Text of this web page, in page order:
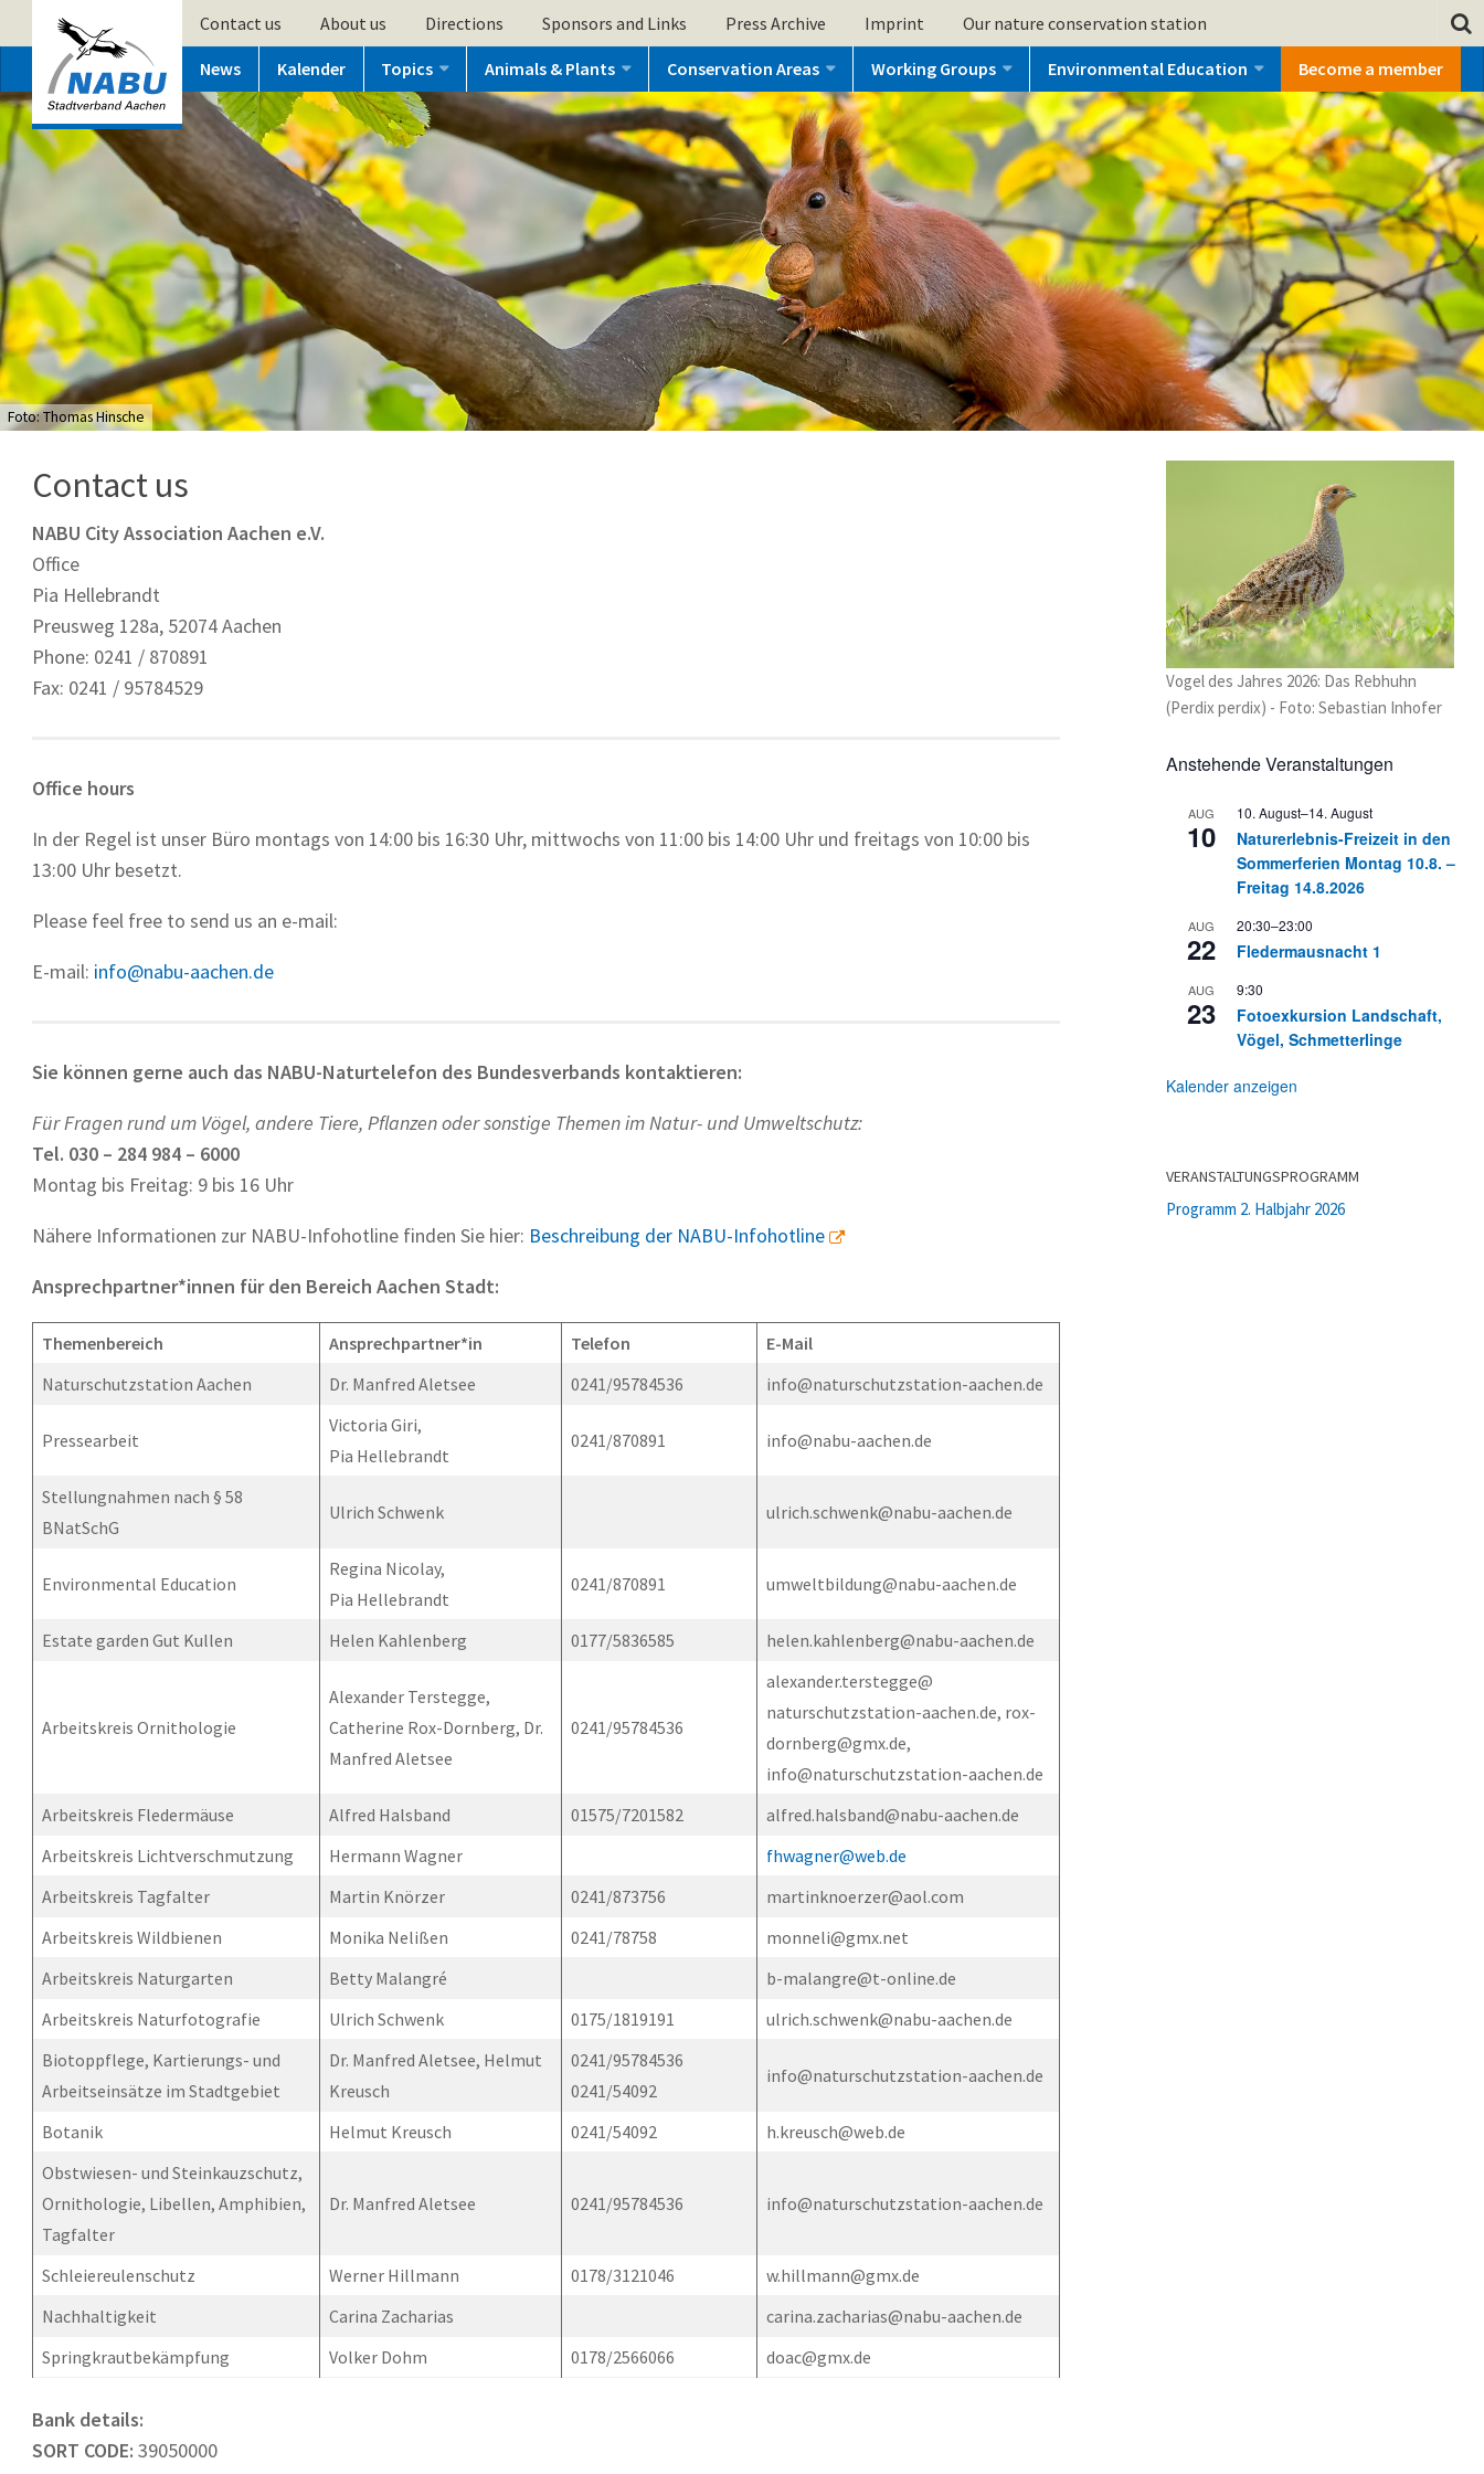
Contact us About us Directions Sponsors and Links Press Archive Imprint Our nature conservation station
News Kalender Topics Animals & Plants Conservation Areas Working Groups Environmental Education Become a member
Foto: Thomas Hinsche
Contact us
NABU City Association Aachen e.V.
Office
Pia Hellebrandt
Preusweg 128a, 52074 Aachen
Phone: 0241 / 870891
Fax: 0241 / 95784529
Office hours
In der Regel ist unser Büro montags von 14:00 bis 16:30 Uhr, mittwochs von 11:00 bis 14:00 Uhr und freitags von 10:00 bis
13:00 Uhr besetzt.
Please feel free to send us an e-mail:
E-mail: info@nabu-aachen.de
Sie können gerne auch das NABU-Naturtelefon des Bundesverbands kontaktieren:
Für Fragen rund um Vögel, andere Tiere, Pflanzen oder sonstige Themen im Natur- und Umweltschutz:
Tel. 030 – 284 984 – 6000
Montag bis Freitag: 9 bis 16 Uhr
Nähere Informationen zur NABU-Infohotline finden Sie hier: Beschreibung der NABU-Infohotline
Ansprechpartner*innen für den Bereich Aachen Stadt:
Themenbereich Ansprechpartner*in Telefon
E-Mail
Naturschutzstation Aachen
Dr. Manfred Aletsee 0241/95784536 info@naturschutzstation-aachen.de
Pressearbeit
Victoria Giri,
Pia Hellebrandt
0241/870891 info@nabu-aachen.de
Stellungnahmen nach § 58
BNatSchG
Ulrich Schwenk ulrich.schwenk@nabu-aachen.de
Environmental Education
Regina Nicolay,
Pia Hellebrandt
0241/870891 umweltbildung@nabu-aachen.de
Estate garden Gut Kullen Helen Kahlenberg 0177/5836585 helen.kahlenberg@nabu-aachen.de
Arbeitskreis Ornithologie
Alexander Terstegge,
Catherine Rox-Dornberg, Dr.
Manfred Aletsee
0241/95784536
alexander.terstegge@
naturschutzstation-aachen.de, rox-
dornberg@gmx.de,
info@naturschutzstation-aachen.de
Arbeitskreis Fledermäuse
Alfred Halsband 01575/7201582
alfred.halsband@nabu-aachen.de
Arbeitskreis Lichtverschmutzung
Hermann Wagner
fhwagner@web.de
Arbeitskreis Tagfalter
Martin Knörzer 0241/873756
martinknoerzer@aol.com
Arbeitskreis Wildbienen
Monika Nelißen 0241/78758
monneli@gmx.net
Arbeitskreis Naturgarten
Betty Malangré
b-malangre@t-online.de
Arbeitskreis Naturfotografie
Ulrich Schwenk 0175/1819191
ulrich.schwenk@nabu-aachen.de
Biotoppflege, Kartierungs- und
Arbeitseinsätze im Stadtgebiet
Dr. Manfred Aletsee, Helmut
Kreusch
0241/95784536
0241/54092
info@naturschutzstation-aachen.de
Botanik Helmut Kreusch 0241/54092
h.kreusch@web.de
Obstwiesen- und Steinkauzschutz,
Ornithologie, Libellen, Amphibien,
Tagfalter
Dr. Manfred Aletsee 0241/95784536 info@naturschutzstation-aachen.de
Schleiereulenschutz Werner Hillmann 0178/3121046
w.hillmann@gmx.de
Nachhaltigkeit
Carina Zacharias
carina.zacharias@nabu-aachen.de
Springkrautbekämpfung
Volker Dohm 0178/2566066 doac@gmx.de
Bank details:
SORT CODE: 39050000
Vogel des Jahres 2026: Das Rebhuhn
(Perdix perdix) - Foto: Sebastian Inhofer
Anstehende Veranstaltungen
AUG
10
10. August–14. August
Naturerlebnis-Freizeit in den
Sommerferien Montag 10.8. –
Freitag 14.8.2026
AUG
22
20:30–23:00
Fledermausnacht 1
AUG
23
9:30
Fotoexkursion Landschaft,
Vögel, Schmetterlinge
Kalender anzeigen
VERANSTALTUNGSPROGRAMM
Programm 2. Halbjahr 2026